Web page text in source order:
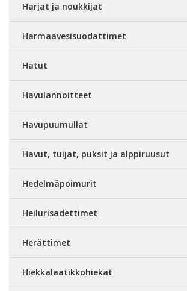
Harjat ja noukkijat
Harmaavesisuodattimet
Hatut
Havulannoitteet
Havupuumullat
Havut, tuijat, puksit ja alppiruusut
Hedelmäpoimurit
Heilurisadettimet
Herättimet
Hiekkalaatikkohiekat